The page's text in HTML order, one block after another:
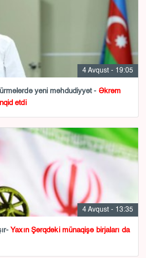
4 Avqust - 19:05
yeni məhdudiyyət - Əkrəm
etdi
4 Avqust - 13:35
Yaxın Şərqdəki münaqişə birjaları da